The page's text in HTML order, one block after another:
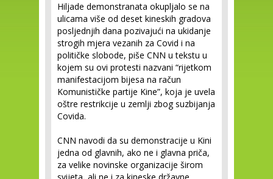
Hiljade demonstranata okupljalo se na
ulicama više od deset kineskih gradova
posljednjih dana pozivajući na ukidanje
strogih mjera vezanih za Covid i na
političke slobode, piše CNN u tekstu u
kojem su ovi protesti nazvani “rijetkom
manifestacijom bijesa na račun
Komunističke partije Kine”, koja je uvela
oštre restrikcije u zemlji zbog suzbijanja
Covida.
CNN navodi da su demonstracije u Kini
jedna od glavnih, ako ne i glavna priča,
za velike novinske organizacije širom